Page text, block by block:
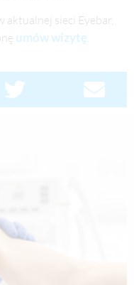
aktualnej sieci Eyebar,
umów wizytę